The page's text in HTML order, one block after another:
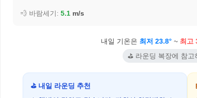
💨 바람세기: 5.1 m/s
내일 기온은 최저 23.8° ~ 최고
⛳ 라운딩 복장에 참고
⛳ 내일 라운딩 추천